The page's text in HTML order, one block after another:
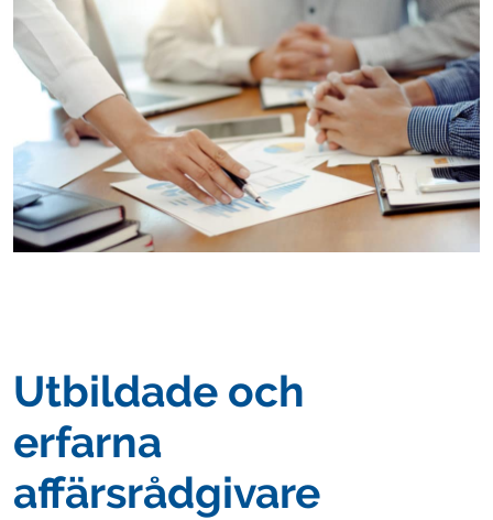
Utbildade och
erfarna
affärsrådgivare